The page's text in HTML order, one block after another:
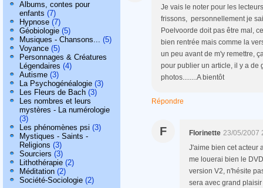
Albums, contes pour
enfants (7)
Hypnose (7)
Géobiologie (5)
Musiques - Chansons... (5)
Voyance (5)
Personnages & Créatures
Légendaires (4)
Autisme (3)
La Psychogénéalogie (3)
Les Fleurs de Bach (3)
Les nombres et leurs
mystères - La numérologie
(3)
Les phénomènes psi (3)
Mystiques - Saints -
Religions (3)
Sourciers (3)
Lithothérapie (2)
Méditation (2)
Société-Sociologie (2)
Je vais le noter pour les
frissons, personnellement je
Poelvoorde doit pas être mal,
bien rentrée mais comme la
un peu avant de m'y remettre,
pour publier un article, il y a de
photos........A bientôt
Répondre
F Florinette 23/05/2007
J'aime bien cet acteur
me louerai bien le
version V2, n'hésite
sera avec grand